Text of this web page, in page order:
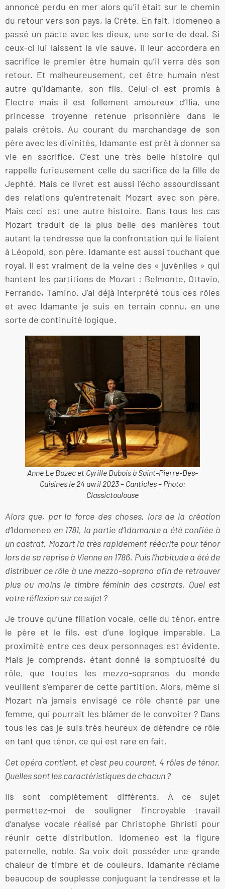
annoncé perdu en mer alors qu’il était sur le chemin
du retour vers son pays, la Crète. En fait, Idomeneo a
passé un pacte avec les dieux, une sorte de deal. Si
ceux-ci lui laissent la vie sauve, il leur accordera en
sacrifice le premier être humain qu’il verra dès son
retour. Et malheureusement, cet être humain n’est
autre qu’Idamante, son fils. Celui-ci est promis à
Electre mais il est follement amoureux d’Ilia, une
princesse troyenne retenue prisonnière dans le
palais crétois. Au courant du marchandage de son
père avec les divinités, Idamante est prêt à donner sa
vie en sacrifice. C’est une très belle histoire qui
rappelle furieusement celle du sacrifice de la fille de
Jephté. Mais ce livret est aussi l’écho assourdissant
des relations qu’entretenait Mozart avec son père.
Mais ceci est une autre histoire. Dans tous les cas
Mozart traduit de la plus belle des manières tout
autant la tendresse que la confrontation qui le liaient
à Léopold, son père. Idamante est aussi touchant que
royal. Il est vraiment de la veine des « juvéniles » qui
hantent les partitions de Mozart : Belmonte, Ottavio,
Ferrando, Tamino. J’ai déjà interprété tous ces rôles
et avec Idamante je suis en terrain connu, en une
sorte de continuité logique.
Anne Le Bozec et Cyrille Dubois à Saint-Pierre-Des-
Cuisines le 24 avril 2023 – Canticles – Photo:
Classictoulouse
Alors que, par la force des choses, lors de la création
d’Idomeneo en 1781, la partie d’Idamante a été confiée à
un castrat, Mozart l’a très rapidement réécrite pour ténor
lors de sa reprise à Vienne en 1786. Puis l’habitude a été de
distribuer ce rôle à une mezzo-soprano afin de retrouver
plus ou moins le timbre féminin des castrats. Quel est
votre réflexion sur ce sujet ?
Je trouve qu’une filiation vocale, celle du ténor, entre
le père et le fils, est d’une logique imparable. La
proximité entre ces deux personnages est évidente.
Mais je comprends, étant donné la somptuosité du
rôle, que toutes les mezzo-sopranos du monde
veuillent s’emparer de cette partition. Alors, même si
Mozart n’a jamais envisagé ce rôle chanté par une
femme, qui pourrait les blâmer de le convoiter ? Dans
tous les cas je suis très heureux de défendre ce rôle
en tant que ténor, ce qui est rare en fait.
Cet opéra contient, et c’est peu courant, 4 rôles de ténor.
Quelles sont les caractéristiques de chacun ?
Ils sont complètement différents. À ce sujet
permettez-moi de souligner l’incroyable travail
d’analyse vocale réalisé par Christophe Ghristi pour
réunir cette distribution. Idomeneo est la figure
paternelle, noble. Sa voix doit posséder une grande
chaleur de timbre et de couleurs. Idamante réclame
beaucoup de souplesse conjuguant la tendresse et la